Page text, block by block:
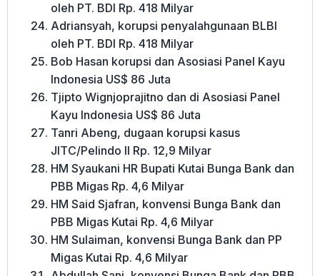
oleh PT. BDI Rp. 418 Milyar
Adriansyah, korupsi penyalahgunaan BLBI
oleh PT. BDI Rp. 418 Milyar
Bob Hasan korupsi dan Asosiasi Panel Kayu
Indonesia US$ 86 Juta
Tjipto Wignjoprajitno dan di Asosiasi Panel
Kayu Indonesia US$ 86 Juta
Tanri Abeng, dugaan korupsi kasus
JITC/Pelindo II Rp. 12,9 Milyar
HM Syaukani HR Bupati Kutai Bunga Bank dan
PBB Migas Rp. 4,6 Milyar
HM Said Sjafran, konvensi Bunga Bank dan
PBB Migas Kutai Rp. 4,6 Milyar
HM Sulaiman, konvensi Bunga Bank dan PP
Migas Kutai Rp. 4,6 Milyar